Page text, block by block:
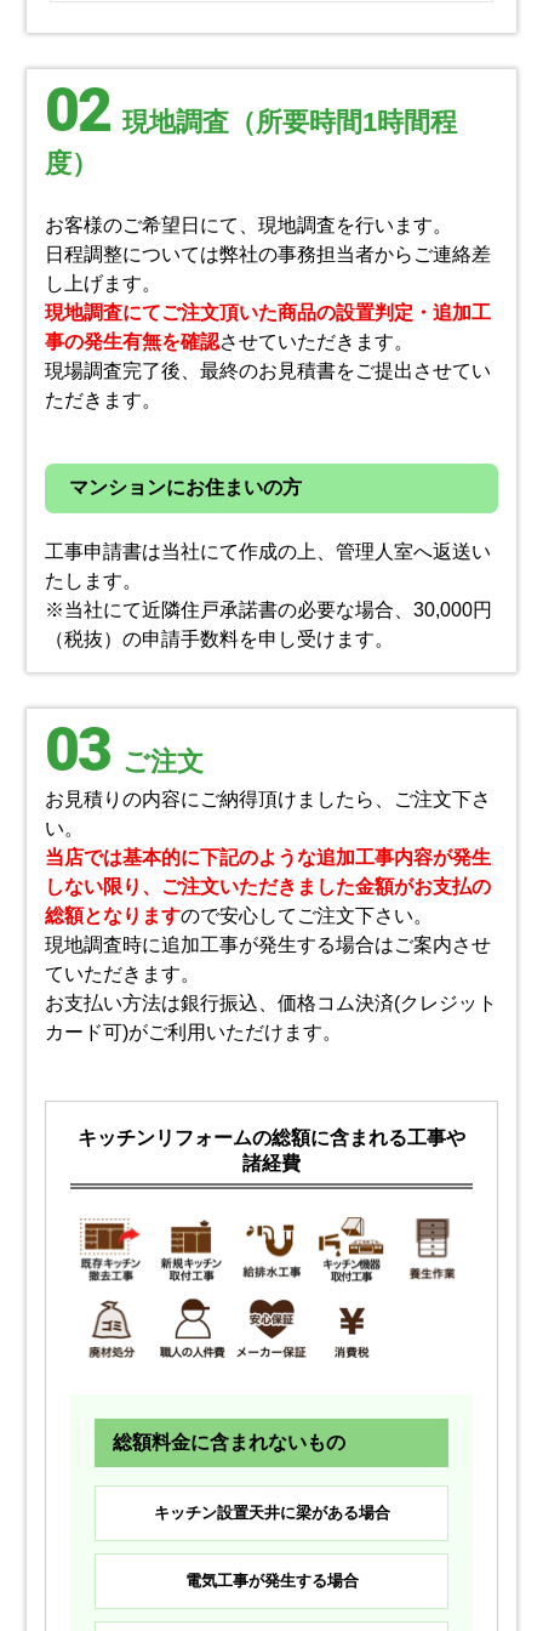
02 現地調査（所要時間1時間程
度）
お客様のご希望日にて、現地調査を行います。
日程調整については弊社の事務担当者からご連絡差
し上げます。
現地調査にてご注文頂いた商品の設置判定・追加工
事の発生有無を確認させていただきます。
現場調査完了後、最終のお見積書をご提出させてい
ただきます。
マンションにお住まいの方
工事申請書は当社にて作成の上、管理人室へ返送い
たします。
※当社にて近隣住戸承諾書の必要な場合、30,000円
（税抜）の申請手数料を申し受けます。
03 ご注文
お見積りの内容にご納得頂けましたら、ご注文下さ
い。
当店では基本的に下記のような追加工事内容が発生
しない限り、ご注文いただきました金額がお支払の
総額となりますので安心してご注文下さい。
現地調査時に追加工事が発生する場合はご案内させ
ていただきます。
お支払い方法は銀行振込、価格コム決済(クレジット
カード可)がご利用いただけます。
キッチンリフォームの総額に含まれる工事や
諸経費
総額料金に含まれないもの
キッチン設置天井に梁がある場合
電気工事が発生する場合